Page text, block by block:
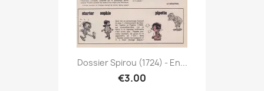
Dossier Spirou (1724) - En...
€3.00